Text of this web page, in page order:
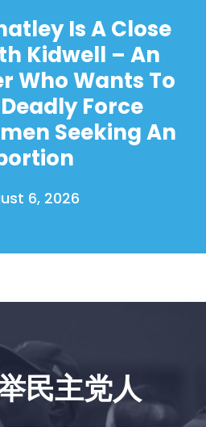
Shop
我们合作
您的派对
行动
Vote
捐赠
Is A Close
Kidwell – An
Who Wants To
Force
Seeking An
6, 2026
民主党人